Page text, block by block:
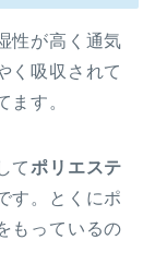
性が高く通気
く吸収されて
ます。
てポリエステ
す。とくにポ
もっているの